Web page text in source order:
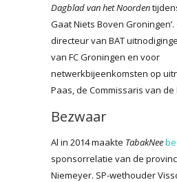
Dagblad van het Noorden
Gaat Niets Boven
directeur van BAT
van FC Groningen en voor
netwerkbijeenkomsten op
Paas, de Commissaris van de
Bezwaar
Al in 2014 maakte TabakNee
sponsorrelatie van de
Niemeyer. SP-wethouder